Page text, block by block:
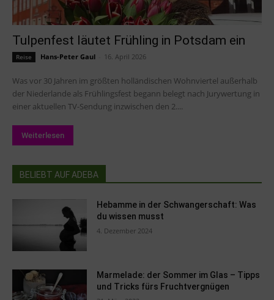
Tulpenfest läutet Frühling in Potsdam ein
Reise Hans-Peter Gaul 16. April 2026
Was vor 30 Jahren im größten holländischen Wohnviertel außerhalb
der Niederlande als Frühlingsfest begann belegt nach Jurywertung in
einer aktuellen TV-Sendung inzwischen den 2....
Weiterlesen
BELIEBT AUF ADEBA
Hebamme in der Schwangerschaft: Was
du wissen musst
4. Dezember 2024
Marmelade: der Sommer im Glas – Tipps
und Tricks fürs Fruchtvergnügen